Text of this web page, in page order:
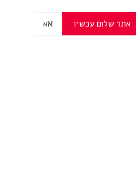
אא אתר שלום עכשיו